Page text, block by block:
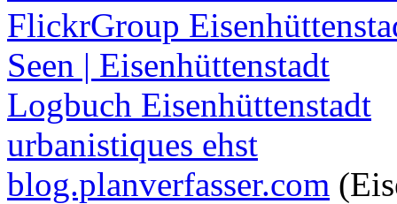
FlickrGroup
Seen | Eisenhüttenstadt
Logbuch Eisenhüttenstadt
urbanistiques ehst
blog.planverfasser.com